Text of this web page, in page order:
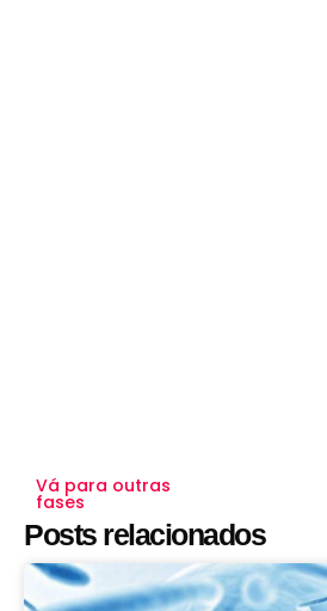
Vá para outras
fases
Posts relacionados